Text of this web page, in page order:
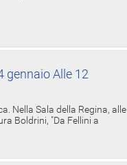
gennaio Alle 12
Nella Sala della Regina, alle
Boldrini, "Da Fellini a